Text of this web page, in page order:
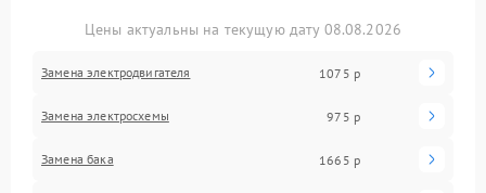
Цены актуальны на текущую дату 08.08.2026
Замена электродвигателя 1075 р
Замена электросхемы 975 р
Замена бака 1665 р